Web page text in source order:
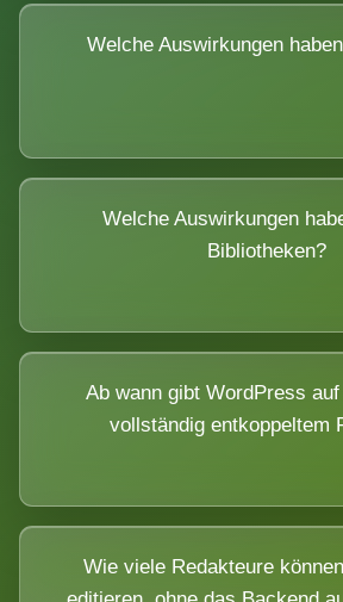
Welche Auswirkungen
Welche Auswirkungen
Bibliotheken?
Ab wann gibt WordPress
vollständig entkoppeltem
Wie viele Redakteure